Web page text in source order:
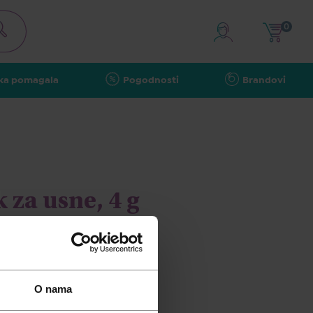
O nama
pomagala Pogodnosti Brandovi
0
za usne, 4 g